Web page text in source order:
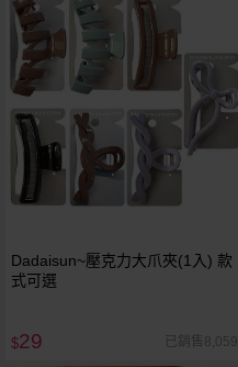
Dadaisun~壓克力大爪夾(1入) 款
式可選
$29 已銷售8,059